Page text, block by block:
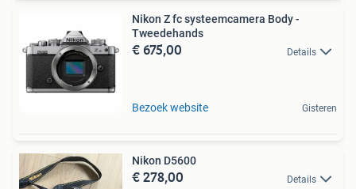
Nikon Z fc systeemcamera Body -
Tweedehands
€ 675,00 Details
Bezoek website Gisteren
Nikon D5600
€ 278,00 Details